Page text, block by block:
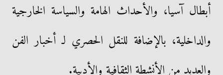
أبطال آسيا، والأحداث الهامة والسياسة الخارجية
والداخلية، بالإضافة للنقل الحصري لـ أخبار الفن
والعديد من الأنشطة الثقافية والأدبية.